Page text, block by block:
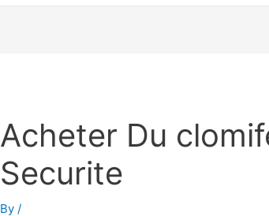
Acheter Du
Securite
By/